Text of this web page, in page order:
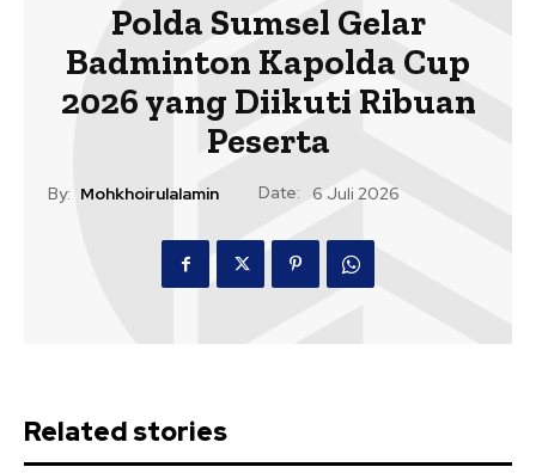
Polda Sumsel Gelar
Badminton Kapolda Cup
2026 yang Diikuti Ribuan
Peserta
By: Mohkhoirulalamin Date: 6 Juli 2026
Related stories